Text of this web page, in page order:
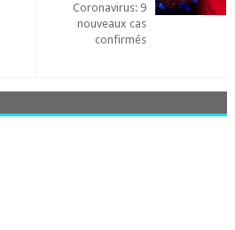
Coronavirus: 9
nouveaux cas
confirmés